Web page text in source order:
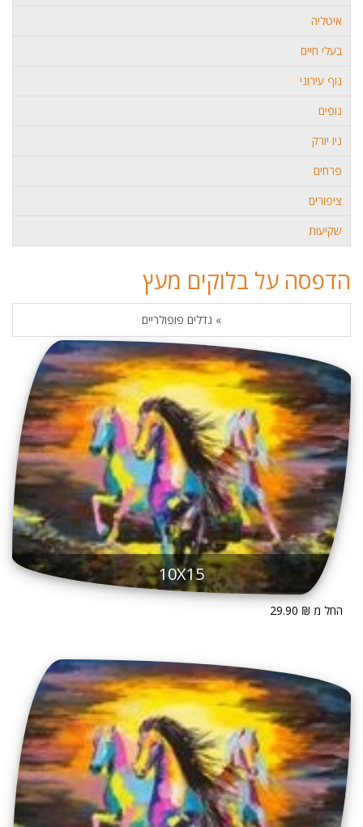
איטליה
בעלי חיים
נוף עירוני
נופים
ניו יורק
פרחים
ציפורים
שקיעות
הדפסה על בלוקים מעץ
» גדלים פופולריים
10X15
החל מ ₪ 29.90